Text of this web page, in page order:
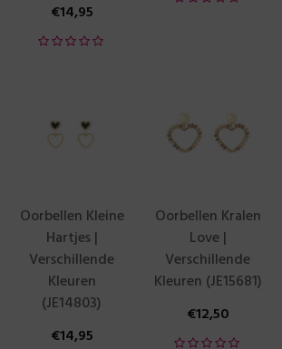
€14,95
Oorbellen Kleine
Hartjes |
Verschillende
Kleuren
(JE14803)
€14,95
Oorbellen Kralen
Love |
Verschillende
Kleuren (JE15681)
€12,50